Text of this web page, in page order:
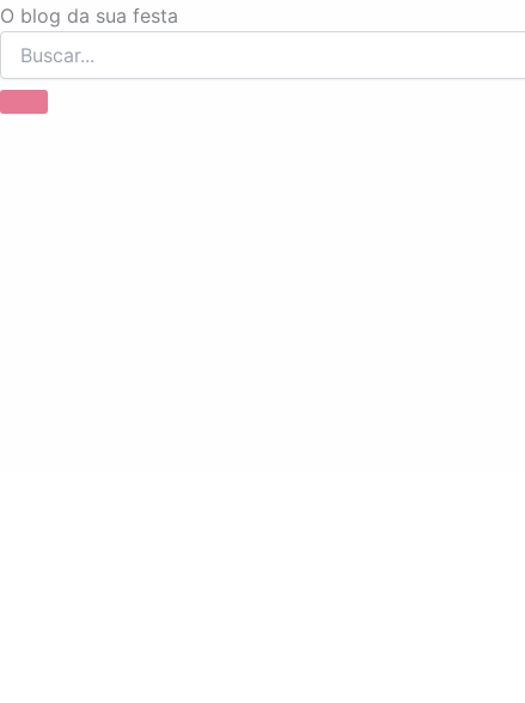
O blog da sua festa
Ir
para
o
conteúdo